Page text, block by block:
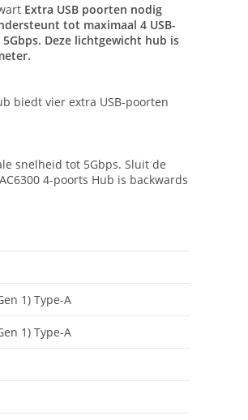
Extra USB poorten nodig
tot maximaal 4 USB-
Deze lichtgewicht hub is
biedt vier extra USB-poorten
snelheid tot 5Gbps. Sluit de
4-poorts Hub is backwards
1) Type-A
1) Type-A